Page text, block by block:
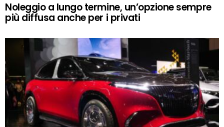
Noleggio a lungo termine, un’opzione sempre
più diffusa anche per i privati